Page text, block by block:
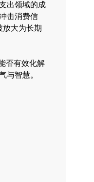
出领域的成
击消费信
放大为长期
否有效化解
与智慧。